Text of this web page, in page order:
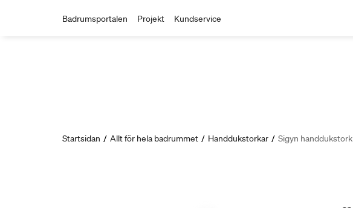
Badrumsportalen Projekt Kundservice
Startsidan / Allt för hela badrummet / Handdukstorkar / Sigyn handdukstork